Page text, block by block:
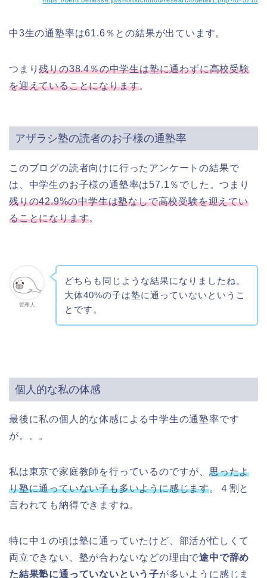
中3生の通塾率は61.6％との結果が出ています。
つまり残りの38.4％の中学生は塾に通わずに高校受験
を迎えていることになります。
アザラシ塾の読者のお子様の通塾率
このブログの読者向けに行ったアンケートの結果で
は、中学生のお子様の通塾率は57.1％でした。つまり
残りの42.9%の中学生は塾なしで高校受験を迎えてい
ることになります。
管理人
どちらも同じような結果になりましたね。
大体40%の子は塾に通っていないというこ
とです。
個人的な私の体感
最後に私の個人的な体感による中学生の通塾率です
が。。。
私は東京で家庭教師を行っているのですが、 思ったよ
り塾に通っていない子も多いように感じます。４割と
言われても納得できますね。
特に中１の頃は塾に通っていたけど、部活が忙しくて
両立できない、塾が合わないなどの理由で途中で辞め
た結果塾に通っていないという子が多いように感じま